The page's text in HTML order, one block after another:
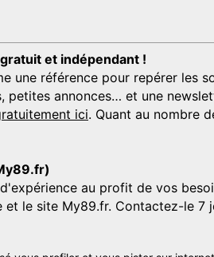
et indépendant !
une référence pour repérer les
annonces… et une
ici. Quant au nombre
au profit de vos
le site My89.fr. Contactez-le 7